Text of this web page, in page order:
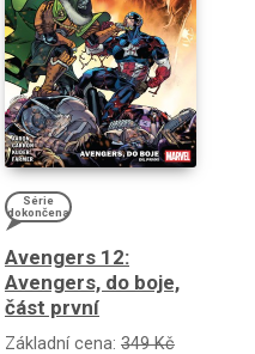
Série
dokončena
Avengers 12:
Avengers, do boje,
část první
Základní cena: 349 Kč